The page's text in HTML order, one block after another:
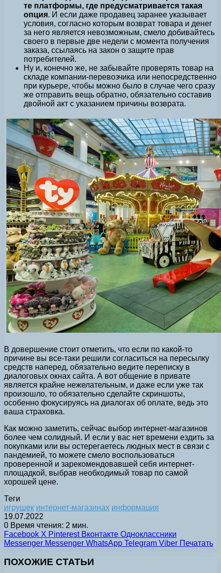
те платформы, где предусматривается такая
опция. И если даже продавец заранее указывает
условия, согласно которым возврат товара и денег
за него является невозможным, смело добивайтесь
своего в первые две недели с момента получения
заказа, ссылаясь на закон о защите прав
потребителей.
Ну и, конечно же, не забывайте проверять товар на
складе компании-перевозчика или непосредственно
при курьере, чтобы можно было в случае чего сразу
же отправить вещь обратно, обязательно составив
двойной акт с указанием причины возврата.
В довершение стоит отметить, что если по какой-то
причине вы все-таки решили согласиться на пересылку
средств наперед, обязательно ведите переписку в
диалоговых окнах сайта. А вот общение в привате
является крайне нежелательным, и даже если уже так
произошло, то обязательно сделайте скриншоты,
особенно фокусируясь на диалогах об оплате, ведь это
ваша страховка.
Как можно заметить, сейчас выбор интернет-магазинов
более чем солидный. И если у вас нет времени ездить за
покупками или вы остерегаетесь людных мест в связи с
пандемией, то можете смело воспользоваться
проверенной и зарекомендовавшей себя интернет-
площадкой, выбрав необходимый товар по самой
хорошей цене.
Теги
игрушек интернет-магазинах информация
19.07.2022
0 Время чтения: 2 мин.
Facebook X Pinterest Вконтакте Одноклассники
Messenger Messenger WhatsApp Telegram Viber Печатать
ПОХОЖИЕ СТАТЬИ